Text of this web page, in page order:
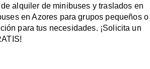
alquiler de minibuses y traslados en
en Azores para grupos pequeños o
para tus necesidades. ¡Solicita un